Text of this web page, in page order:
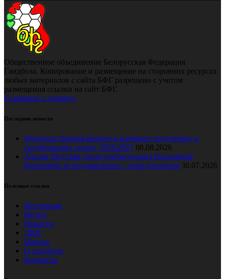
Общественное объединение Белорусская Федерация
Гандбола. Копирование и размещение на сторонних ресурсах
любых материалов с сайта БФГ разрешено с учетом
размещения ссылки на сайт БФГ.
Сообщить о допинге
Последние новости
Мужская сборная Беларуси начинает подготовку к
гандбольному сезону 2026/2027 08.08.2026
Хассан Мустафа тепло поблагодарил Владимира
Коноплёва за поздравление с днем рождения 30.07.2026
Полезные ссылки
Федерация
Медиа
Новости
ДЮГ
Школы
О гандболе
Контакты